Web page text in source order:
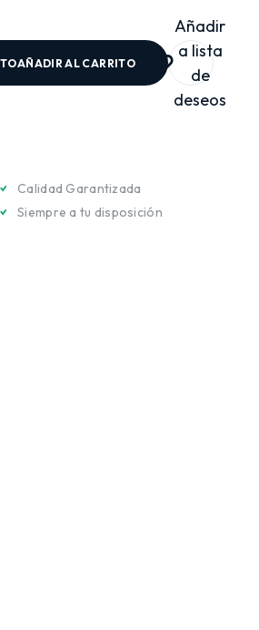
AÑADIR AL CARRITO
Añadir
a lista
de
deseos
Calidad Garantizada
Siempre a tu disposición